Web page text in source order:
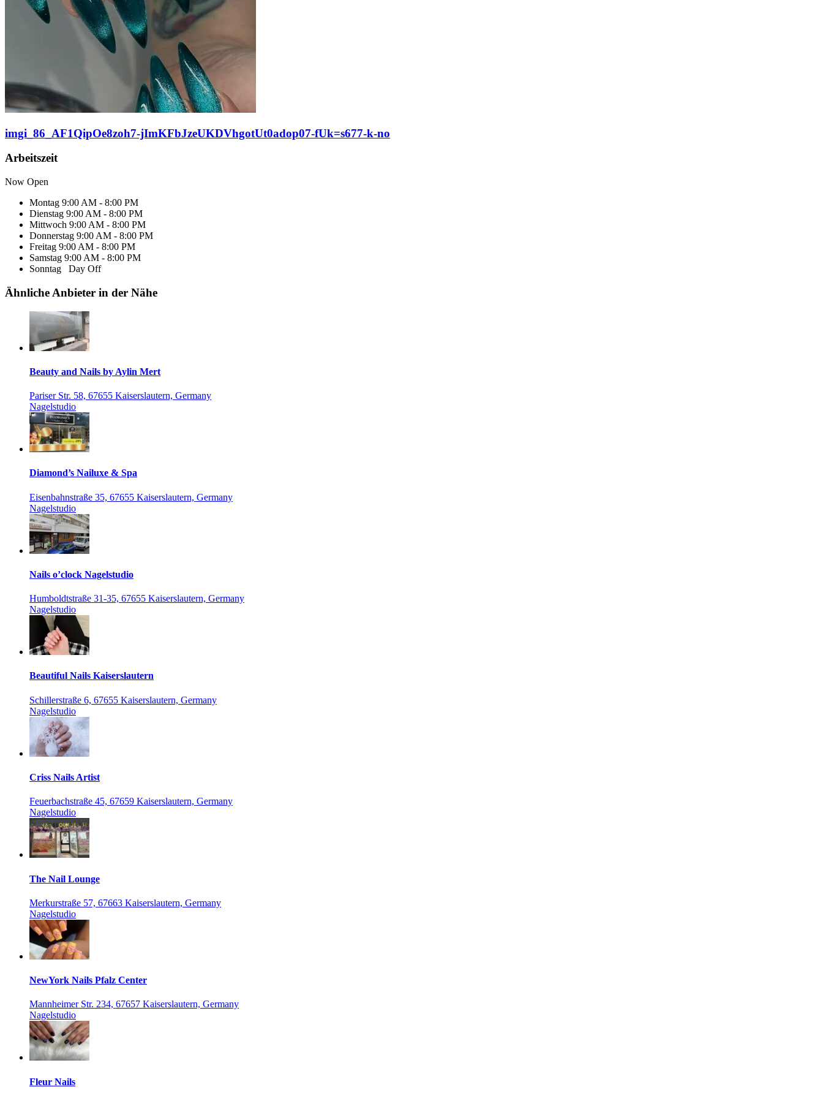
imgi_86_AF1QipOe8zoh7-jImKFbJzeUKDVhgotUt0adop07-fUk=s677-k-no
Arbeitszeit
Now Open
Montag 9:00 AM - 8:00 PM
Dienstag 9:00 AM - 8:00 PM
Mittwoch 9:00 AM - 8:00 PM
Donnerstag 9:00 AM - 8:00 PM
Freitag 9:00 AM - 8:00 PM
Samstag 9:00 AM - 8:00 PM
Sonntag Day Off
Ähnliche Anbieter in der Nähe
Beauty and Nails by Aylin Mert
Pariser Str. 58, 67655 Kaiserslautern, Germany
Nagelstudio
Diamond’s Nailuxe & Spa
Eisenbahnstraße 35, 67655 Kaiserslautern, Germany
Nagelstudio
Nails o’clock Nagelstudio
Humboldtstraße 31-35, 67655 Kaiserslautern, Germany
Nagelstudio
Beautiful Nails Kaiserslautern
Schillerstraße 6, 67655 Kaiserslautern, Germany
Nagelstudio
Criss Nails Artist
Feuerbachstraße 45, 67659 Kaiserslautern, Germany
Nagelstudio
The Nail Lounge
Merkurstraße 57, 67663 Kaiserslautern, Germany
Nagelstudio
NewYork Nails Pfalz Center
Mannheimer Str. 234, 67657 Kaiserslautern, Germany
Nagelstudio
Fleur Nails